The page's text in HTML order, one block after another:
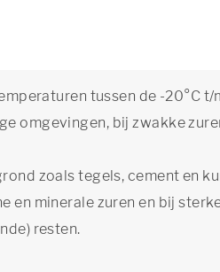
tussen de -20°C t/
omgevingen, bij zwakke
zoals tegels, cement en
en minerale zuren en bij
resten.